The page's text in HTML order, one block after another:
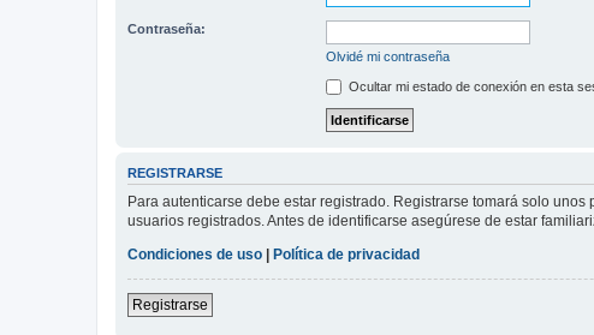
Contraseña:
Olvidé mi contraseña
Ocultar mi estado de conexión en esta
REGISTRARSE
Para autenticarse debe estar registrado. Registrarse tomará solo
usuarios registrados. Antes de identificarse asegúrese de estar
Condiciones de uso | Política de privacidad
Registrarse